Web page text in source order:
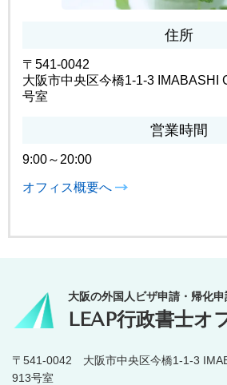
住所
〒541-0042
大阪市中央区今橋1-1-3 IMABASHI
号室
営業時間
9:00～20:00
オフィス概要へ
大阪の外国人ビザ申請・帰化
LEAP行政書士オ
〒541-0042 大阪市中央区今橋1-1-3
913号室